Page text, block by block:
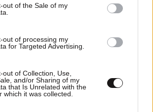
out of the Sale of my
out of processing my
for Targeted Advertising.
out of Collection, Use,
and/or Sharing of my
that Is Unrelated with the
which it was collected.
λάβει ειδική άδεια μετακίνησης
προστασία και το υπουργείο
άδεια μετακίνησης εκτός νομού
της μητέρας μου, δεν
γραμμή. Συγχαρητήρια.